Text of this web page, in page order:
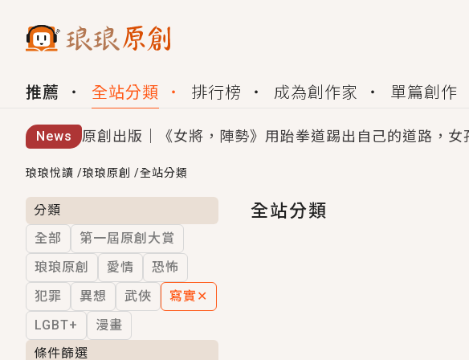
推薦 全站分類 排行榜 成為創作家 單篇創作
News 原創出版｜《女將，陣勢》用跆拳道踢出自己的道路，女
創,作家招募｜華文小說創作首選！有機會獲得豐富廣宣資
小編心動書單｜《離婚你提的，二婚嫁大佬，你哭什麼
GL｜《夏日與檸檬與重疊世界》炎熱的夏日、檸檬的香
BL｜《費洛蒙中毒》救命！特殊費洛蒙體質世界觀，無
OMG你嚇到我了｜《陰陽鬼店》上班族買了房子模型，
言情｜《國語推行員》每個人心中都有一個連自己也無
琅琅悅讀 /琅琅原創 /全站分類
分類
全部
第一屆原創大賞
琅琅原創
愛情
恐怖
犯罪
異想 武俠 寫實✕
LGBT+
漫畫
條件篩選
全站分類